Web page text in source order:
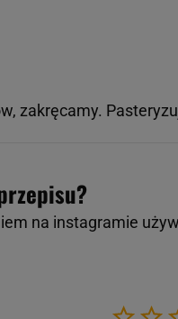
zakręcamy.
na instagramie